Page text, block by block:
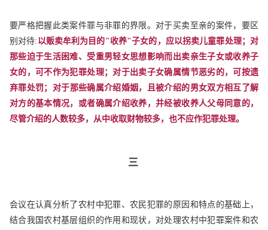
要严格把握此类案件罪与非罪的界限。对于买卖至亲的案件，要区
别对待: 以贩卖牟利为目的"收养"子女的，应以拐卖儿童罪处理； 对
那些迫于生活困难、受重男轻女思想影响而出卖亲生子女或收养子
女的，可不作为犯罪处理；对于出卖子女确属情节恶劣的，可按遗
弃罪处罚；对于那些确属介绍婚姻，且被介绍的男女双方相互了解
对方的基本情况，或者确属介绍收养，并经被收养人父母同意的，
尽管介绍的人数较多，从中收取财物较多，也不应作犯罪处理。
三
会议在认真分析了农村中犯罪、农民犯罪的原因和特点的基础上，
结合我国农村基层组织的作用和现状，对处理农村中犯罪案件和农